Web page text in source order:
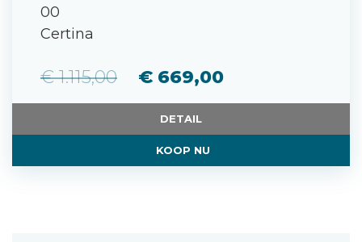
00
Certina
€ 1.115,00 € 669,00
DETAIL
KOOP NU